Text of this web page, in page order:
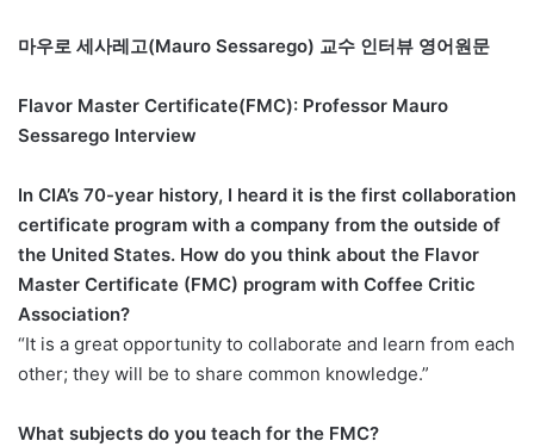
마우로 세사레고(Mauro Sessarego) 교수 인터뷰 영어원문
Flavor Master Certificate(FMC): Professor Mauro
Sessarego Interview
In CIA’s 70-year history, I heard it is the first collaboration
certificate program with a company from the outside of
the United States. How do you think about the Flavor
Master Certificate (FMC) program with Coffee Critic
Association?
“It is a great opportunity to collaborate and learn from each
other; they will be to share common knowledge.”
What subjects do you teach for the FMC?